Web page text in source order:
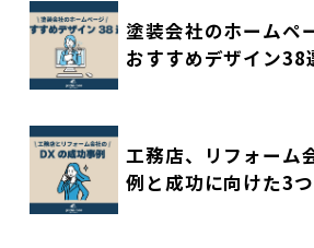
塗装会社のホーム
おすすめデザイン
工務店、リフォーム
例と成功に向けた3